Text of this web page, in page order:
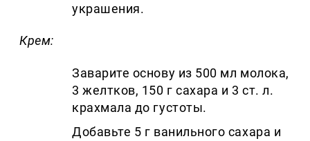
украшения.
Крем:
Заварите основу из 500 мл молока,
3 желтков, 150 г сахара и 3 ст. л.
крахмала до густоты.
Добавьте 5 г ванильного сахара и